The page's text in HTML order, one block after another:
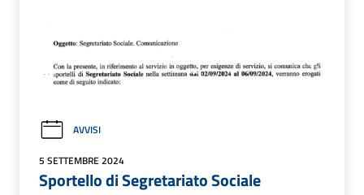
AVVISI
5 SETTEMBRE 2024
Sportello di Segretariato Sociale